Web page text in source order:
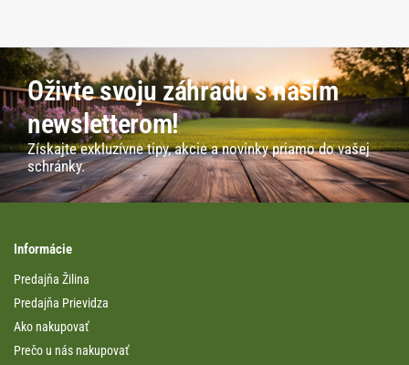
Oživte svoju záhradu s naším
newsletterom!
Získajte exkluzívne tipy, akcie a novinky priamo do vašej
schránky.
Informácie
Predajňa Žilina
Predajňa Prievidza
Ako nakupovať
Prečo u nás nakupovať